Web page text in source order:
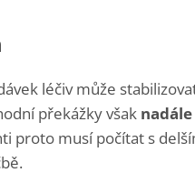
léčiv může
překážky však
proto musí počítat s